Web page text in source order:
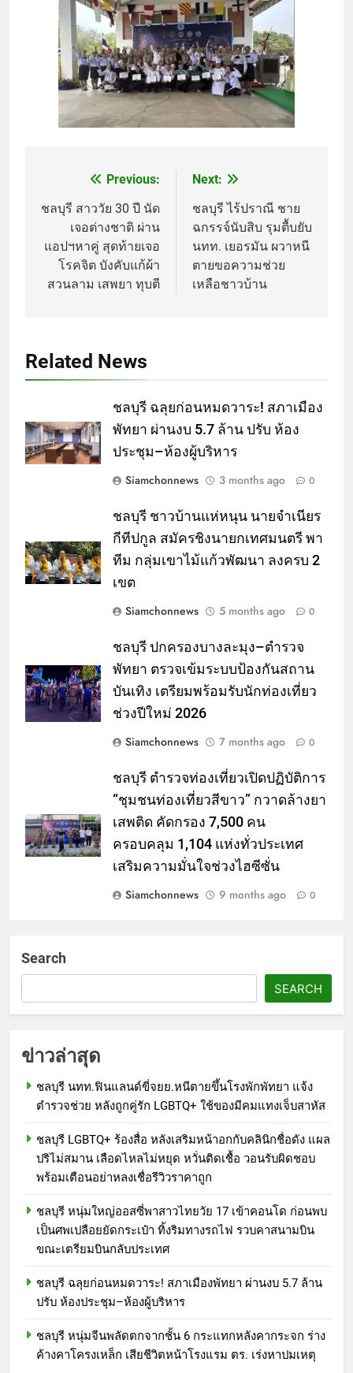
navigation
Previous:
ชลบุรี สาววัย 30 ปี นัด
เจอต่างชาติ ผ่าน
แอปฯหาคู่ สุดท้ายเจอ
โรคจิต บังคับแก้ผ้า
สวนลาม เสพยา ทุบตี
Next:
ชลบุรี ไร้ปราณี ชาย
ฉกรรจ์นับสิบ รุมตื้บยับ
นทท. เยอรมัน ผวาหนี
ตายขอความช่วย
เหลือชาวบ้าน
Related News
ชลบุรี ฉลุยก่อนหมดวาระ! สภาเมือง
พัทยา ผ่านงบ 5.7 ล้าน ปรับ ห้อง
ประชุม–ห้องผู้บริหาร
Siamchonnews
3 months ago 0
ชลบุรี ชาวบ้านแห่หนุน นายจำเนียร
กีทีปกูล สมัครชิงนายกเทศมนตรี พา
ทีม กลุ่มเขาไม้แก้วพัฒนา ลงครบ 2
เขต
Siamchonnews
5 months ago 0
ชลบุรี ปกครองบางละมุง–ตำรวจ
พัทยา ตรวจเข้มระบบป้องกันสถาน
บันเทิง เตรียมพร้อมรับนักท่องเที่ยว
ช่วงปีใหม่ 2026
Siamchonnews
7 months ago 0
ชลบุรี ตำรวจท่องเที่ยวเปิดปฏิบัติการ
“ชุมชนท่องเที่ยวสีขาว” กวาดล้างยา
เสพติด คัดกรอง 7,500 คน
ครอบคลุม 1,104 แห่งทั่วประเทศ
เสริมความมั่นใจช่วงไฮซีซั่น
Siamchonnews
9 months ago 0
Search
SEARCH
ข่าวล่าสุด
ชลบุรี นทท.ฟินแลนด์ขี่จยย.หนีตายขึ้นโรงพักพัทยา แจ้ง
ตำรวจช่วย หลังถูกคู่รัก LGBTQ+ ใช้ของมีคมแทงเจ็บสาหัส
ชลบุรี LGBTQ+ ร้องสื่อ หลังเสริมหน้าอกกับคลินิกชื่อดัง แผล
ปริไม่สมาน เลือดไหลไม่หยุด หวั่นติดเชื้อ วอนรับผิดชอบ
พร้อมเตือนอย่าหลงเชื่อรีวิวราคาถูก
ชลบุรี หนุ่มใหญ่ออสซี่พาสาวไทยวัย 17 เข้าคอนโด ก่อนพบ
เป็นศพเปลือยยัดกระเป๋า ทิ้งริมทางรถไฟ รวบคาสนามบิน
ขณะเตรียมบินกลับประเทศ
ชลบุรี ฉลุยก่อนหมดวาระ! สภาเมืองพัทยา ผ่านงบ 5.7 ล้าน
ปรับ ห้องประชุม–ห้องผู้บริหาร
ชลบุรี หนุ่มจีนพลัดตกจากชั้น 6 กระแทกหลังคากระจก ร่าง
ค้างคาโครงเหล็ก เสียชีวิตหน้าโรงแรม ตร. เร่งหาปมเหตุ